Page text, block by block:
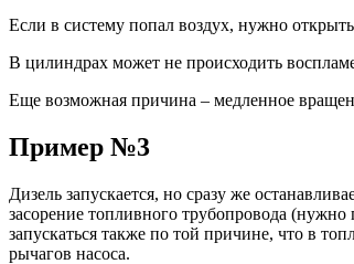
Если в систему попал воздух, нужно
В цилиндрах может не происходить
Еще возможная причина – медленное
Пример №3
Дизель запускается, но сразу же
засорение топливного трубопровода
запускаться также по той причине, что в
рычагов насоса.